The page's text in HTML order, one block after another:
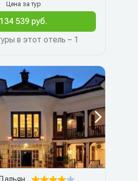
в этот отель – 1
Цена за тур
134 539 руб.